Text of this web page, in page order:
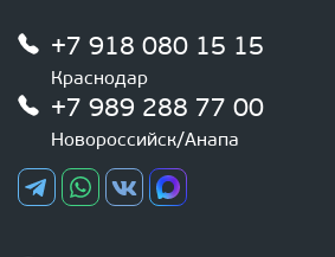
+7 918 080 15 15
Краснодар
+7 989 288 77 00
Новороссийск/Анапа